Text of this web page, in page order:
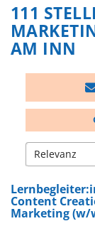
111
AM INN
Content
Marketing (w/